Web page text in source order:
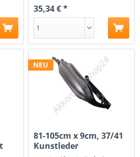
35,34 € *
NEU
81-105cm x 9cm, 37/41
Kunstleder